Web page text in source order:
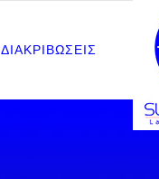
ΔΙΑΚΡΙΒΩΣΕΙΣ